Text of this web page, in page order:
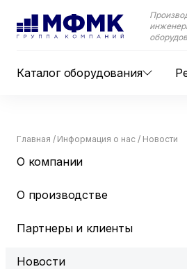
Каталог оборудования
Главная / Информация о нас / Новости
О компании
О производстве
Партнеры и клиенты
Новости